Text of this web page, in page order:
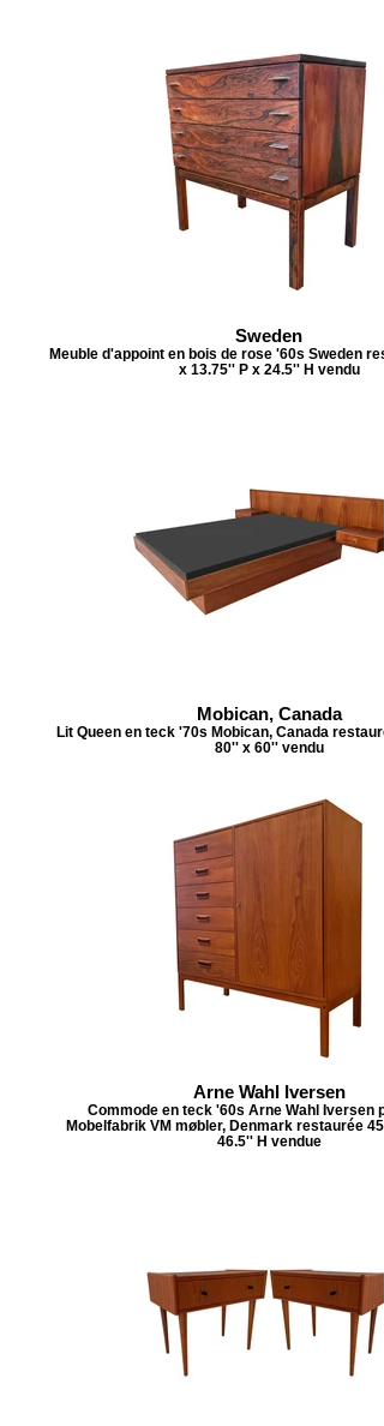
Sweden
Meuble d'appoint en bois de rose '60s Sweden
x 13.75'' P x 24.5'' H vendu
Mobican, Canada
Lit Queen en teck '70s Mobican, Canada
80'' x 60'' vendu
Arne Wahl Iversen
Commode en teck '60s Arne Wahl Iversen
Mobelfabrik VM møbler, Denmark restaurée
46.5'' H vendue